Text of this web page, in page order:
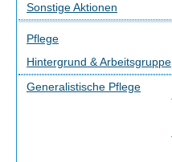
Sonstige Aktionen
Pflege
Hintergrund & Arbeitsgruppe
Generalistische Pflege